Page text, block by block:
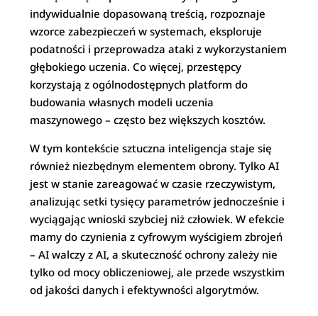
indywidualnie dopasowaną treścią, rozpoznaje
wzorce zabezpieczeń w systemach, eksploruje
podatności i przeprowadza ataki z wykorzystaniem
głębokiego uczenia. Co więcej, przestępcy
korzystają z ogólnodostępnych platform do
budowania własnych modeli uczenia
maszynowego – często bez większych kosztów.
W tym kontekście sztuczna inteligencja staje się
również niezbędnym elementem obrony. Tylko AI
jest w stanie zareagować w czasie rzeczywistym,
analizując setki tysięcy parametrów jednocześnie i
wyciągając wnioski szybciej niż człowiek. W efekcie
mamy do czynienia z cyfrowym wyścigiem zbrojeń
– AI walczy z AI, a skuteczność ochrony zależy nie
tylko od mocy obliczeniowej, ale przede wszystkim
od jakości danych i efektywności algorytmów.